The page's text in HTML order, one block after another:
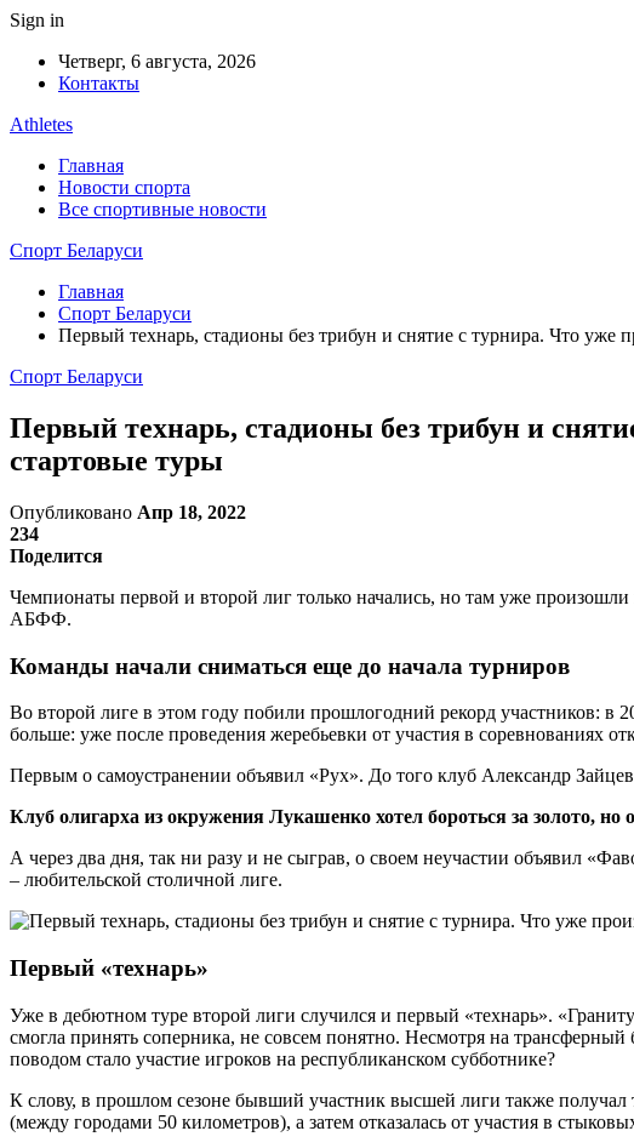
Sign in
Четверг, 6 августа, 2026
Контакты
Athletes
Главная
Новости спорта
Все спортивные новости
Спорт Беларуси
Главная
Спорт Беларуси
Первый технарь, стадионы без трибун и снятие с турнира. Что уже
Спорт Беларуси
Первый технарь, стадионы без трибун и
стартовые туры
Опубликовано Апр 18, 2022
234
Поделится
Чемпионаты первой и второй лиг только начались, но там уже
АБФФ.
Команды начали сниматься еще до начала турниров
Во второй лиге в этом году побили прошлогодний рекорд участников:
больше: уже после проведения жеребьевки от участия в соревнованиях
Первым о самоустранении объявил «Рух». До того клуб Александр
Клуб олигарха из окружения Лукашенко хотел бороться за золото,
А через два дня, так ни разу и не сыграв, о своем неучастии объявил
– любительской столичной лиге.
Первый «технарь»
Уже в дебютном туре второй лиги случился и первый «технарь».
смогла принять соперника, не совсем понятно. Несмотря на
поводом стало участие игроков на республиканском субботнике?
К слову, в прошлом сезоне бывший участник высшей лиги также
(между городами 50 километров), а затем отказалась от участия в